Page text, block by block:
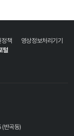
정책
영상정보처리기기
털
반곡동)